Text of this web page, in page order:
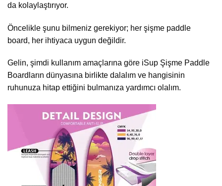
da kolaylaştırıyor.
Öncelikle şunu bilmeniz gerekiyor; her şişme paddle
board, her ihtiyaca uygun değildir.
Gelin, şimdi kullanım amaçlarına göre iSup Şişme Paddle
Boardların dünyasına birlikte dalalım ve hangisinin
ruhunuza hitap ettiğini bulmanıza yardımcı olalım.